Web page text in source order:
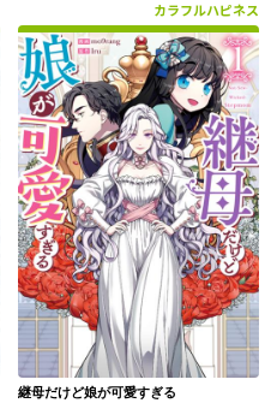
カラフルハピネス
継母だけど娘が可愛すぎる